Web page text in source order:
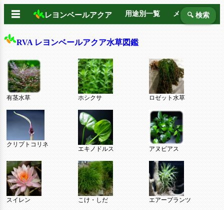
☰ レヨンベールアクア 用途別一覧 メーカー別
🔍 検索
RVA レヨンベールアクア水草図鑑
有茎水草 ホシクサ ロゼット水草
クリプトコリネ
エキノドルス アヌビアス
スイレン こけ・しだ エアープランツ